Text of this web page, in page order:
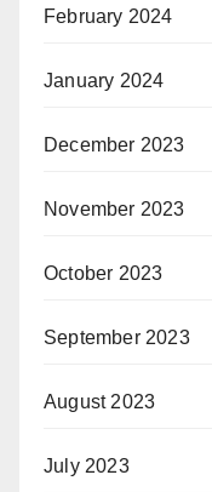
February 2024
January 2024
December 2023
November 2023
October 2023
September 2023
August 2023
July 2023